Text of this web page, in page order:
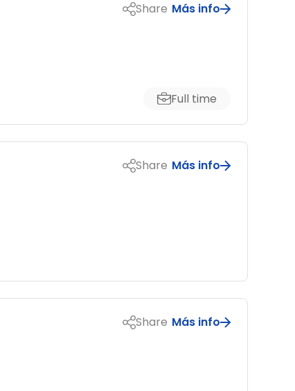
Share Más info
Full time
Share Más info
Share Más info